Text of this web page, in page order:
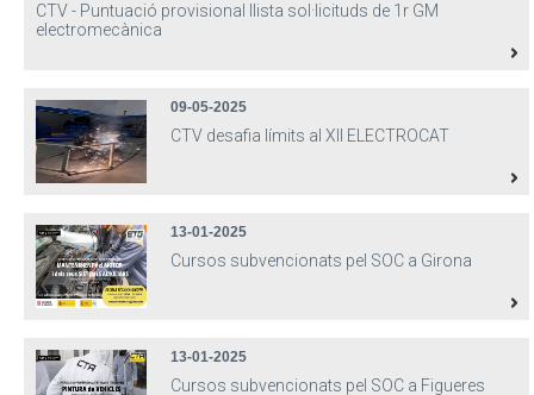
CTV - Puntuació provisional llista sol·licituds de 1r GM
electromecànica
09-05-2025
CTV desafia límits al XII ELECTROCAT
13-01-2025
Cursos subvencionats pel SOC a Girona
13-01-2025
Cursos subvencionats pel SOC a Figueres